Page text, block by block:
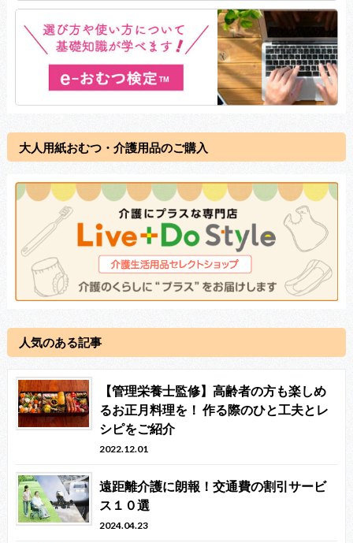
大人用紙おむつ・介護用品のご購入
人気のある記事
【管理栄養士監修】高齢者の方も楽しめ
るお正月料理を！ 作る際のひと工夫とレ
シピをご紹介
2022.12.01
遠距離介護に朗報！交通費の割引サービ
ス１０選
2024.04.23